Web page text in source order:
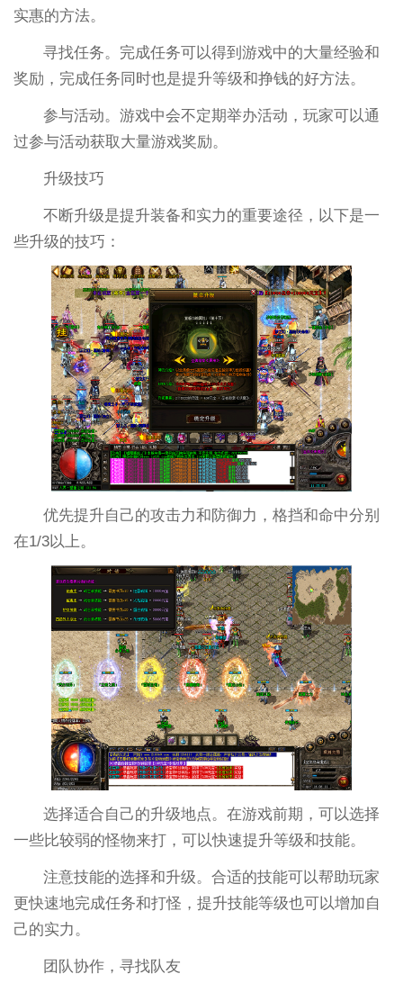
实惠的方法。
寻找任务。完成任务可以得到游戏中的大量经验和
奖励，完成任务同时也是提升等级和挣钱的好方法。
参与活动。游戏中会不定期举办活动，玩家可以通
过参与活动获取大量游戏奖励。
升级技巧
不断升级是提升装备和实力的重要途径，以下是一
些升级的技巧：
优先提升自己的攻击力和防御力，格挡和命中分别
在1/3以上。
选择适合自己的升级地点。在游戏前期，可以选择
一些比较弱的怪物来打，可以快速提升等级和技能。
注意技能的选择和升级。合适的技能可以帮助玩家
更快速地完成任务和打怪，提升技能等级也可以增加自
己的实力。
团队协作，寻找队友